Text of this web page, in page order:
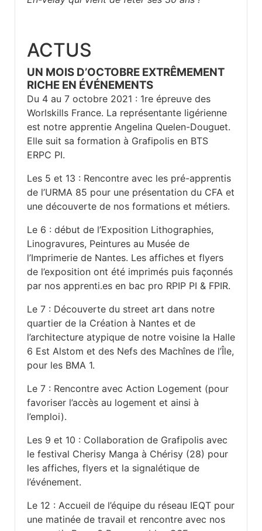
ACTUS
UN MOIS D’OCTOBRE EXTRÊMEMENT
RICHE EN ÉVÉNEMENTS
Du 4 au 7 octobre 2021 : 1re épreuve des
Worlskills France. La représentante ligérienne
est notre apprentie Angelina Quelen-Douguet.
Elle suit sa formation à Grafipolis en BTS
ERPC PI.
Les 5 et 13 : Rencontre avec les pré-apprentis
de l’URMA 85 pour une présentation du CFA et
une découverte de nos formations et métiers.
Le 6 : début de l’Exposition Lithographies,
Linogravures, Peintures au Musée de
l’Imprimerie de Nantes. Les affiches et flyers
de l’exposition ont été imprimés puis façonnés
par nos apprenti.es en bac pro RPIP PI & FPIR.
Le 7 : Découverte du street art dans notre
quartier de la Création à Nantes et de
l’architecture atypique de notre voisine la Halle
6 Est Alstom et des Nefs des Machînes de l’Île,
pour les BMA 1.
Le 7 : Rencontre avec Action Logement (pour
favoriser l’accès au logement et ainsi à
l’emploi).
Les 9 et 10 : Collaboration de Grafipolis avec
le festival Cherisy Manga à Chérisy (28) pour
les affiches, flyers et la signalétique de
l’événement.
Le 12 : Accueil de l’équipe du réseau IEQT pour
une matinée de travail et rencontre avec nos